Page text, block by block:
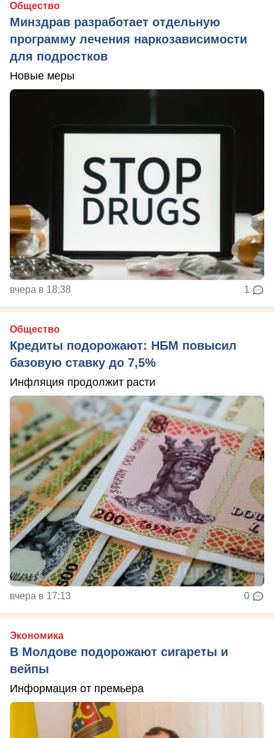
Общество
Минздрав разработает отдельную
программу лечения наркозависимости
для подростков
Новые меры
вчера в 18:38 1
Общество
Кредиты подорожают: НБМ повысил
базовую ставку до 7,5%
Инфляция продолжит расти
вчера в 17:13 0
Экономика
В Молдове подорожают сигареты и
вейпы
Информация от премьера